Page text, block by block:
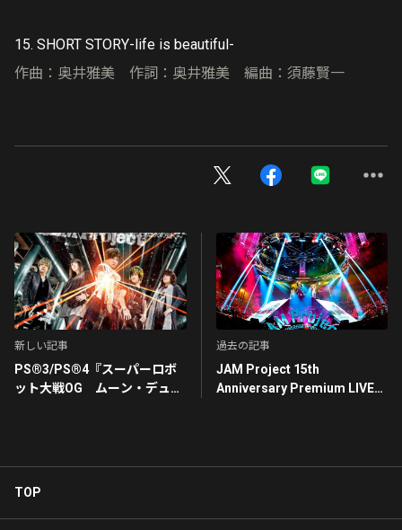
15. SHORT STORY-life is beautiful-
作曲：奥井雅美 作詞：奥井雅美 編曲：須藤賢一
新しい記事
PS®3/PS®4『スーパーロボ
ット大戦OG ムーン・デュエ
過去の記事
JAM Project 15th
Anniversary Premium LIVE
TOP